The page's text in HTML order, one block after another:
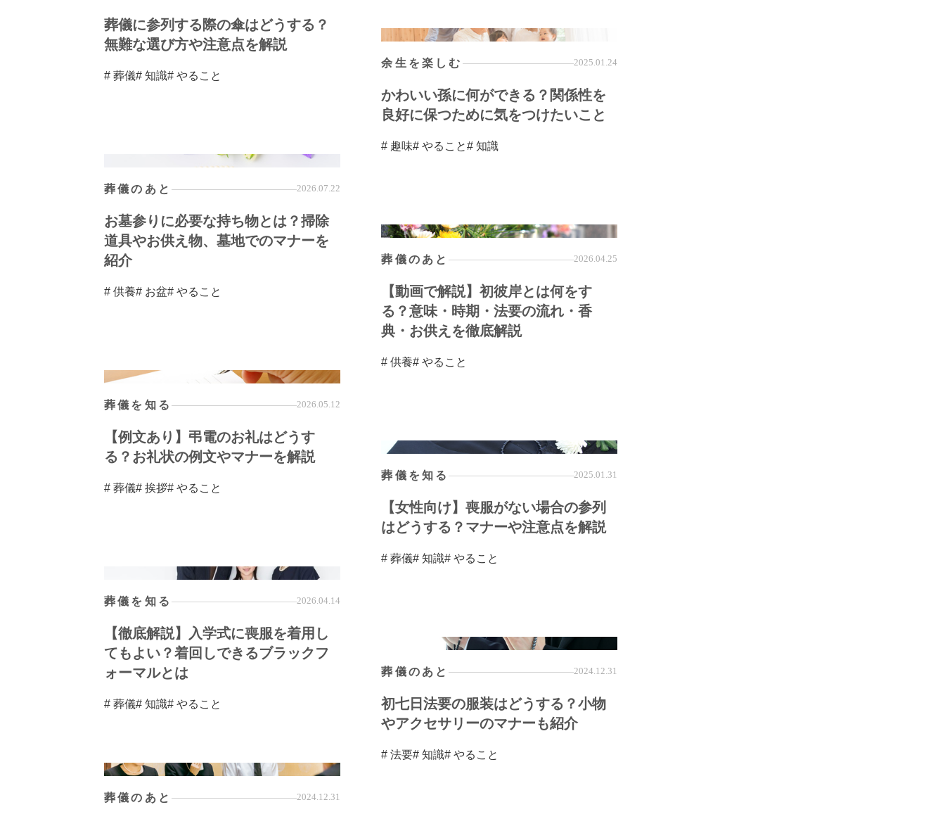
葬儀に参列する際の傘はどうする？
無難な選び方や注意点を解説
# 葬儀# 知識# やること
余生を楽しむ 2025.01.24
かわいい孫に何ができる？関係性を
良好に保つために気をつけたいこと
# 趣味# やること# 知識
葬儀のあと 2026.07.22
お墓参りに必要な持ち物とは？掃除
道具やお供え物、墓地でのマナーを
紹介
# 供養# お盆# やること
葬儀のあと 2026.04.25
【動画で解説】初彼岸とは何をす
る？意味・時期・法要の流れ・香
典・お供えを徹底解説
# 供養# やること
葬儀を知る 2026.05.12
【例文あり】弔電のお礼はどうす
る？お礼状の例文やマナーを解説
# 葬儀# 挨拶# やること
葬儀を知る 2025.01.31
【女性向け】喪服がない場合の参列
はどうする？マナーや注意点を解説
# 葬儀# 知識# やること
葬儀を知る 2026.04.14
【徹底解説】入学式に喪服を着用し
てもよい？着回しできるブラックフ
ォーマルとは
# 葬儀# 知識# やること
葬儀のあと 2024.12.31
初七日法要の服装はどうする？小物
やアクセサリーのマナーも紹介
# 法要# 知識# やること
葬儀のあと 2024.12.31